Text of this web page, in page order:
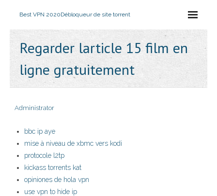
Best VPN 2020Débloqueur de site torrent
Regarder larticle 15 film en
ligne gratuitement
Administrator
bbc ip aye
mise à niveau de xbmc vers kodi
protocole l2tp
kickass torrents kat
opiniones de hola vpn
use vpn to hide ip